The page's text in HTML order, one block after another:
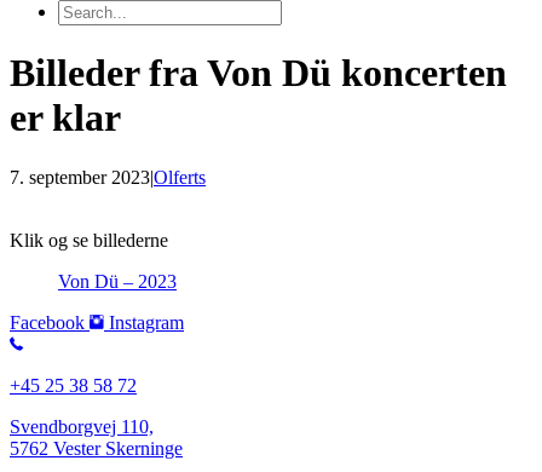
Billeder fra Von Dü koncerten
er klar
7. september 2023|Olferts
Klik og se billederne
Von Dü – 2023
Facebook
Instagram
+45 25 38 58 72
Svendborgvej 110,
5762 Vester Skerninge